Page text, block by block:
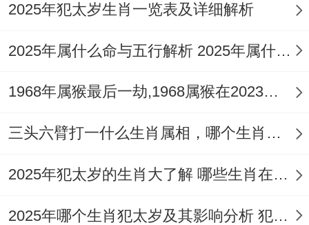
2025年犯太岁生肖一览表及详细解析
2025年属什么命与五行解析 2025年属什么生肖五行属性是什么
1968年属猴最后一劫,1968属猴在2023劫数
三头六臂打一什么生肖属相，哪个生肖三头六臂
2025年犯太岁的生肖大了解 哪些生肖在2025年犯太岁
2025年哪个生肖犯太岁及其影响分析 犯太岁的生肖及化解方法解析